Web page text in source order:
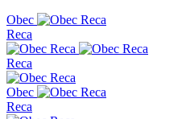
Obec
Reca
Reca
Obec
Reca